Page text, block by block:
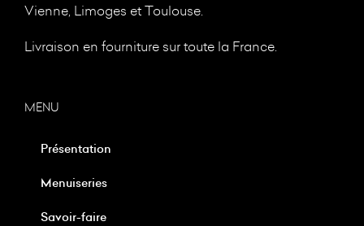
Vienne, Limoges et Toulouse.
Livraison en fourniture sur toute la France.
MENU
Présentation
Menuiseries
Savoir-faire